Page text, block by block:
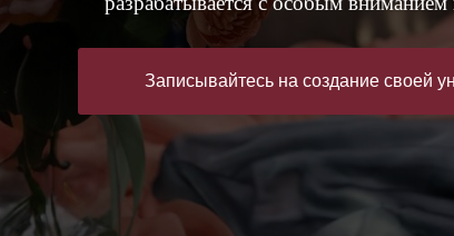
Топы и корсеты
Аксессуары
Свадьба
Все изделия
Записывайтесь на создание своей